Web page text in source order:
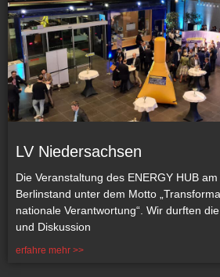
LV Niedersachsen
Die Veranstaltung des ENERGY HUB
Berlinstand unter dem Motto
nationale Verantwortung“. Wir durften
und Diskussion
erfahre mehr >>